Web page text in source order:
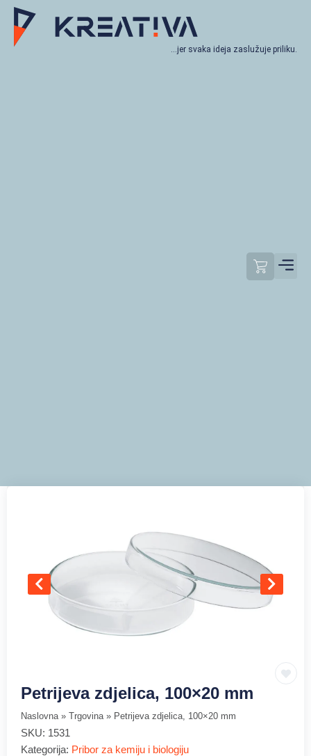
…jer svaka ideja zaslužuje priliku.
Petrijeva zdjelica, 100×20 mm
Naslovna » Trgovina » Petrijeva zdjelica, 100×20 mm
SKU: 1531
Kategorija: Pribor za kemiju i biologiju